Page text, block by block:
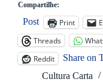
Compartilhe:
Post Print
Threads
Reddit
Share on
Cultura Carta